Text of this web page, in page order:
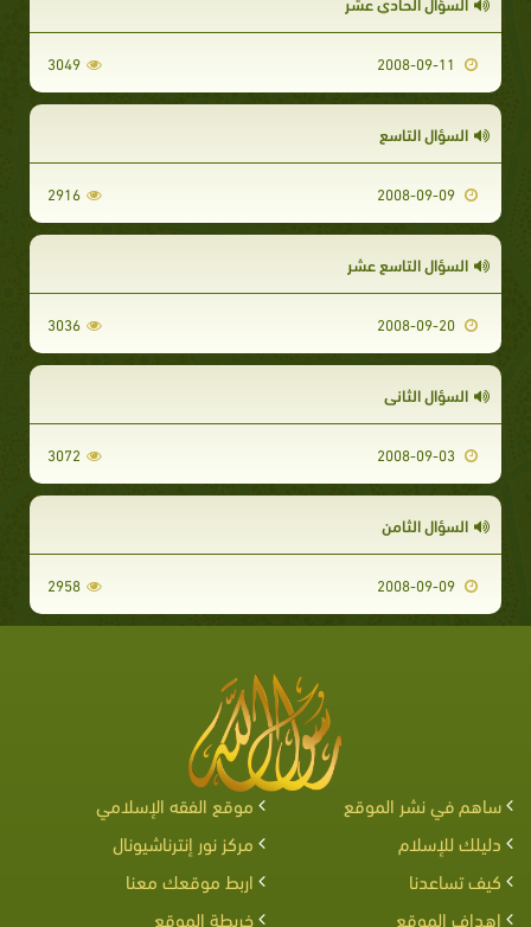
3049
السؤال التاسع
2916
السؤال التاسع عشر
3036
السؤال الثاني
3072
السؤال الثامن
2958
ساهم في نشر الموقع
موقع الفقه الإسلامي
دليلك للإسلام
مركز نور إنترناشيونال
كيف تساعدنا
اربط موقعك معنا
اهداف الموقع
خريطة الموقع